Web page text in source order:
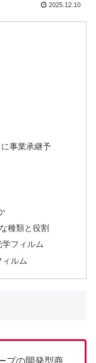
2025.12.10
事業承継予
種類と役割
フィルム
ルム
プの開発型商